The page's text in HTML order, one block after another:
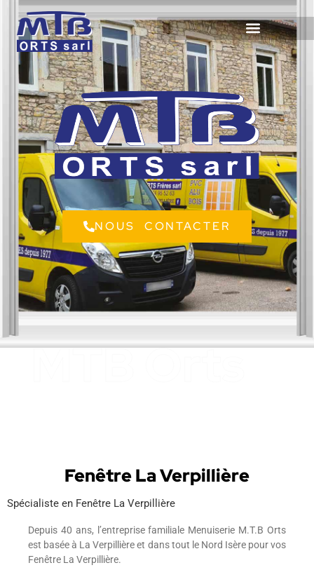
NOUS CONTACTER
Fenêtre La Verpillière
Spécialiste en Fenêtre La Verpillière
Depuis 40 ans, l’entreprise familiale Menuiserie M.T.B Orts
est basée à La Verpillière et dans tout le Nord Isère pour vos
Fenêtre La Verpillière.